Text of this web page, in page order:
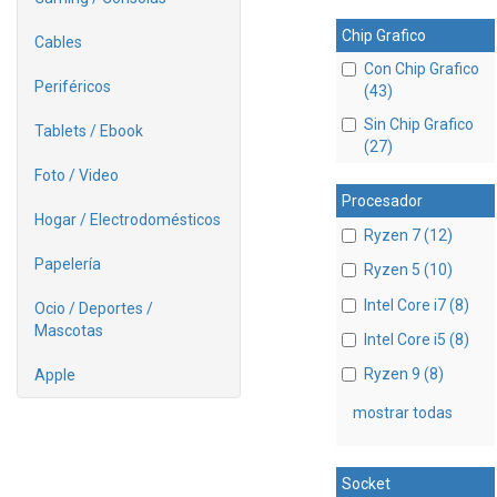
Cables
Periféricos
Tablets / Ebook
Foto / Video
Hogar / Electrodomésticos
Papelería
Ocio / Deportes /
Mascotas
Apple
Chip Grafico
Con Chip Grafico
(43)
Sin Chip Grafico
(27)
Procesador
Ryzen 7 (12)
Ryzen 5 (10)
Intel Core i7 (8)
Intel Core i5 (8)
Ryzen 9 (8)
mostrar todas
Socket